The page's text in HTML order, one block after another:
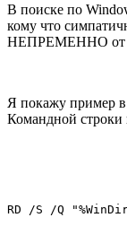
В поиске по
кому что
НЕПРЕМЕННО от
Я покажу пример
Командной строки
RD /S /Q